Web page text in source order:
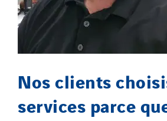
Nos clients
services parce